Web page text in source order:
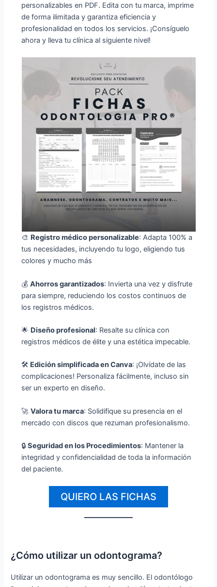
personalizables en PDF. Edita con tu marca, imprime
de forma ilimitada y garantiza eficiencia y
profesionalidad en todos los servicios. ¡Consíguelo
ahora y lleva tu clínica al siguiente nivel!
🎨 Registro médico personalizable: Adapta 100% a
tus necesidades, incluyendo tu logo, eligiendo tus
colores y mucho más
💰Ahorros garantizados: Invierta una vez y disfrute
para siempre, reduciendo los costos continuos de
los registros médicos.
🌟 Diseño profesional: Resalte su clínica con
registros médicos de élite y una estética impecable.
🛠️ Edición simplificada en Canva: ¡Olvídate de las
complicaciones! Personaliza fácilmente, incluso sin
ser un experto en diseño.
🚀Valora tu marca: Solidifique su presencia en el
mercado con discos que rezuman profesionalismo.
🔒Seguridad en los Procedimientos: Mantener la
integridad y confidencialidad de toda la información
del paciente.
QUIERO LAS FICHAS
¿Cómo utilizar un odontograma?
Utilizar un odontograma es muy sencillo. El odontólogo